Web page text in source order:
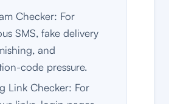
Checker: For
SMS, fake delivery
and
code pressure.
Link Checker: For